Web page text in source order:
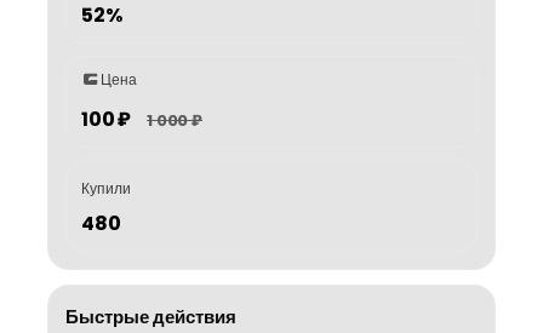
52%
Цена
100 ₽ 1 000 ₽
Купили
480
Быстрые действия